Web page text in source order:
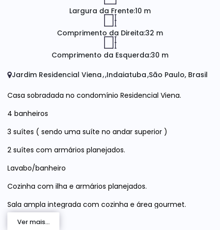
Largura da Frente:10 m
Comprimento da Direita:32 m
Comprimento da Esquerda:30 m
Jardim Residencial Viena Indaiatuba São Paulo, Brasil
Casa sobradada no condomínio Residencial Viena.
4 banheiros
3 suítes ( sendo uma suíte no andar superior )
2 suítes com armários planejados.
Lavabo/banheiro
Cozinha com ilha e armários planejados.
Sala ampla integrada com cozinha e área gourmet.
Garagem para 4 carros sendo 2 vagas cobertas.
Ver mais...